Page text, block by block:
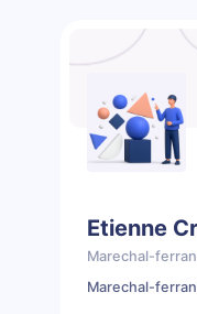
Etienne
Marechal-
Marechal-